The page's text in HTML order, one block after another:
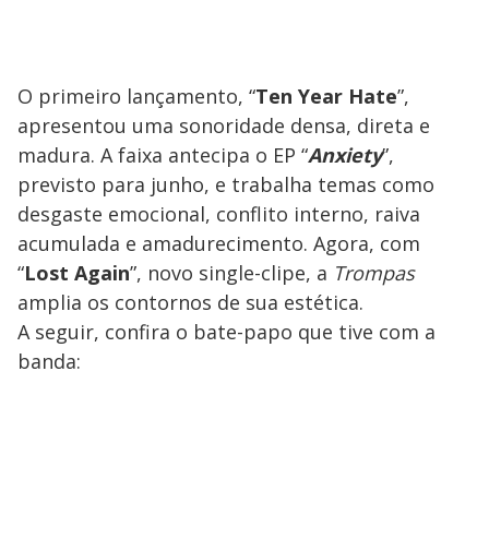
O primeiro lançamento, “Ten Year Hate”,
apresentou uma sonoridade densa, direta e
madura. A faixa antecipa o EP “Anxiety”,
previsto para junho, e trabalha temas como
desgaste emocional, conflito interno, raiva
acumulada e amadurecimento. Agora, com
“Lost Again”, novo single-clipe, a Trompas
amplia os contornos de sua estética.
A seguir, confira o bate-papo que tive com a
banda: